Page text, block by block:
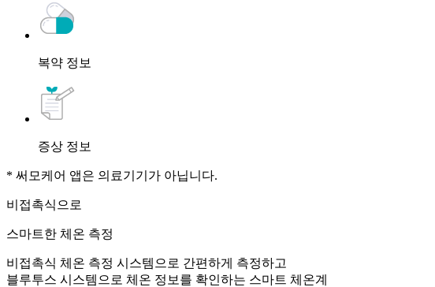
복약 정보
증상 정보
* 써모케어 앱은 의료기기가 아닙니다.
비접촉식으로
스마트한 체온 측정
비접촉식 체온 측정 시스템으로 간편하게 측정하고
블루투스 시스템으로 체온 정보를 확인하는 스마트 체온계